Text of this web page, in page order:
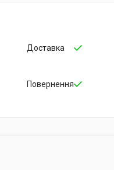
Доставка
Повернення